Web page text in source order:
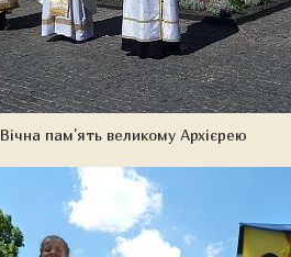
Вічна пам'ять великому Архієрею